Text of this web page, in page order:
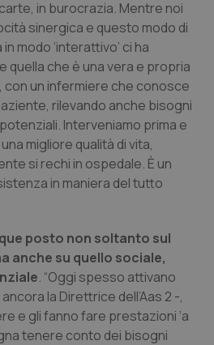
in burocrazia. Mentre noi
sinergica e questo modo di
modo ‘interattivo’ ci ha
quella che è una vera e propria
con un infermiere che conosce
rilevando anche bisogni
Interveniamo prima e
migliore qualità di vita,
si rechi in ospedale. È un
in maniera del tutto
posto non soltanto sul
anche su quello sociale,
. “Oggi spesso attivano
la Direttrice dell’Aas 2 -,
e gli fanno fare prestazioni ‘a
tenere conto dei bisogni
Statistici
a rendere fruibile il
funzionalità di base quali la
e l'accesso alle aree
web non è in grado di
senza questi cookie.
Fornitore/Dominio
YouTube
.youtube.com